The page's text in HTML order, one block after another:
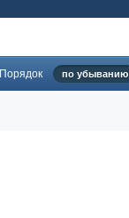
Порядок по убыванию